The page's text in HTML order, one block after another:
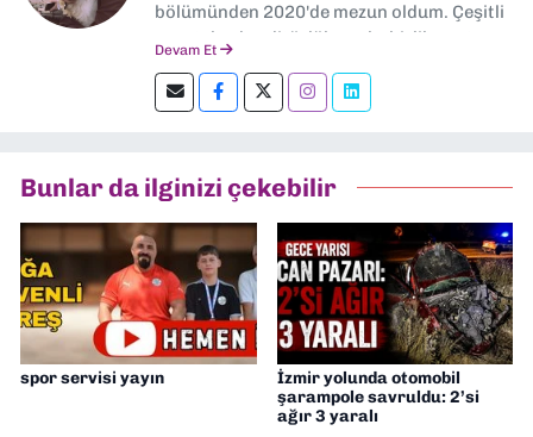
bölümünden 2020'de mezun oldum. Çeşitli
gazetelerde editörlük, muhabirlik yaptım.
editörlük yapıyorum.
Devam Et
Bunlar da ilginizi çekebilir
spor servisi yayın
İzmir yolunda otomobil
şarampole savruldu: 2’si
ağır 3 yaralı